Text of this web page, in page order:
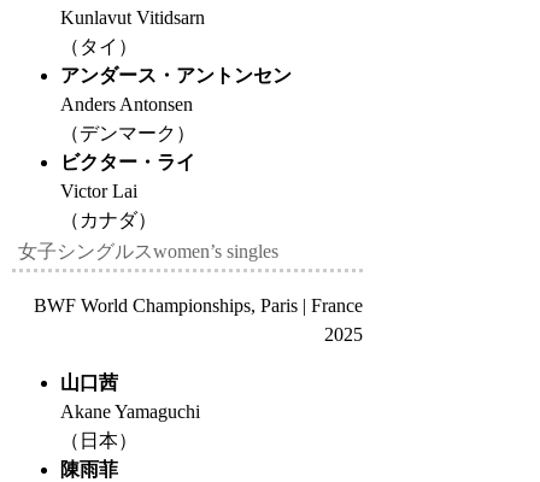
Kunlavut Vitidsarn
（タイ）
アンダース・アントンセン
Anders Antonsen
（デンマーク）
ビクター・ライ
Victor Lai
（カナダ）
女子シングルスwomen’s singles
BWF World Championships, Paris | France
2025
山口茜
Akane Yamaguchi
（日本）
陳雨菲